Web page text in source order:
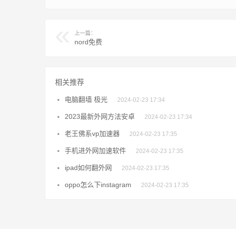
上一篇：
nord免费
相关推荐
电脑翻墙 极光 2024-02-23 17:34
2023最新外网方法安卓 2024-02-23 17:34
老王佛系vp加速器 2024-02-23 17:35
手机进外网加速软件 2024-02-23 17:35
ipad如何翻外网 2024-02-23 17:35
oppo怎么下instagram 2024-02-23 17:35